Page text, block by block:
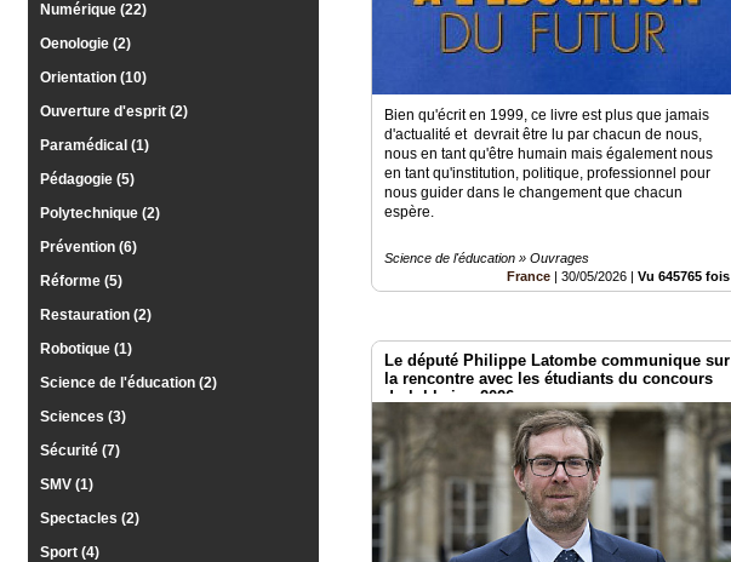
Numérique (22)
Oenologie (2)
Orientation (10)
Ouverture d'esprit (2)
Paramédical (1)
Pédagogie (5)
Polytechnique (2)
Prévention (6)
Réforme (5)
Restauration (2)
Robotique (1)
Science de l'éducation (2)
Sciences (3)
Sécurité (7)
SMV (1)
Spectacles (2)
Sport (4)
Bien qu'écrit en 1999, ce livre est plus que jamais
d'actualité et devrait être lu par chacun de nous,
nous en tant qu'être humain mais également nous
en tant qu'institution, politique, professionnel pour
nous guider dans le changement que chacun
espère.
Science de l'éducation » Ouvrages
France |30/05/2026 |Vu 645765 fois
Le député Philippe Latombe communique sur
la rencontre avec les étudiants du concours
du lobbying 2026